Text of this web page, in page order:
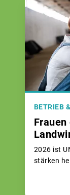
BETRIEB
2026 ist
stärken